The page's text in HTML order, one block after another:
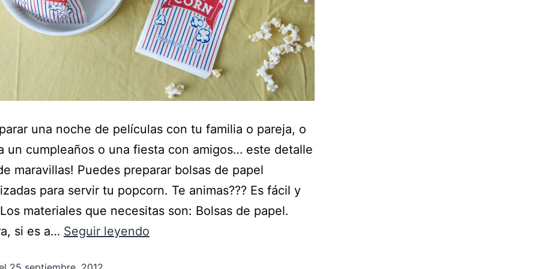
una noche de películas con tu familia o pareja, o
un cumpleaños o una fiesta con amigos… este detalle
maravillas! Puedes preparar bolsas de papel
para servir tu popcorn. Te animas??? Es fácil y
materiales que necesitas son: Bolsas de papel.
si es a… Seguir leyendo